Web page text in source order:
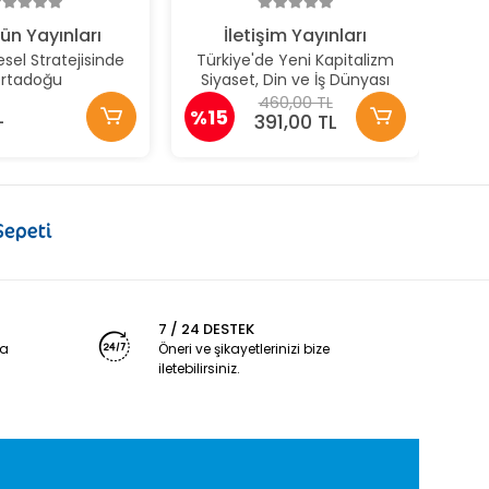
Yayınları
Stratejisinde
İletişim Yayınları
Türkiye'de Yeni Kapitalizm
Siyaset, Din ve İş Dünyası
%15
460,00 TL
391,00 TL
7 / 24 DESTEK
Öneri ve şikayetlerinizi bize
iletebilirsiniz.